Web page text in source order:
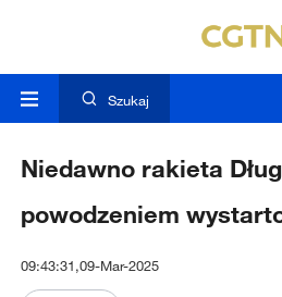
Szukaj
Niedawno rakieta
powodzeniem
09:43:31,09-Mar-2025